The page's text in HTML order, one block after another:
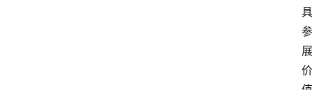
具
参
展
价